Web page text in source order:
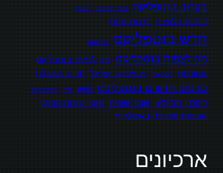
בקרוב בנטפליקס דיוויד הורנסבי דני פודי
דרמות טלוויזיה דרמת מתח
חדש בנטפליקס טוני קולט
מה לצפות בנטפליקס מה לראות בנטפליקס
מחוספס
מסע אגדי נטפליקס ישראל סדרה מוגבלת
סרטים חדשים בנטפליקס פשע צדק קייטלין דיוור
ריקרדו מנדוליני שובר שורות שובר שורות הסרט
תוכניות טלוויזיה באיטלקית
ארכיונים